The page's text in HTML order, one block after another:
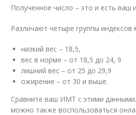
Полученное число – это и есть ваш
Различают четыре группы индексов
низкий вес – 18,5,
вес в норме – от 18,5 до 24, 9
лишний вес – от 25 до 29,9
ожирение – от 30 и выше.
Сравните ваш ИМТ с этими
можно также воспользоваться